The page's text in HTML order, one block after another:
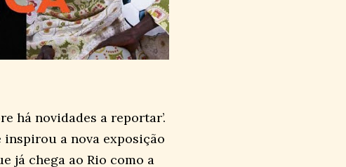
há novidades a reportar’.
a nova exposição
já chega ao Rio como a